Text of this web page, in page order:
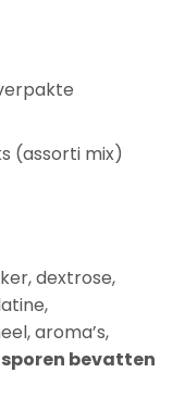
(assorti mix)
dextrose,
aroma’s,
bevatten